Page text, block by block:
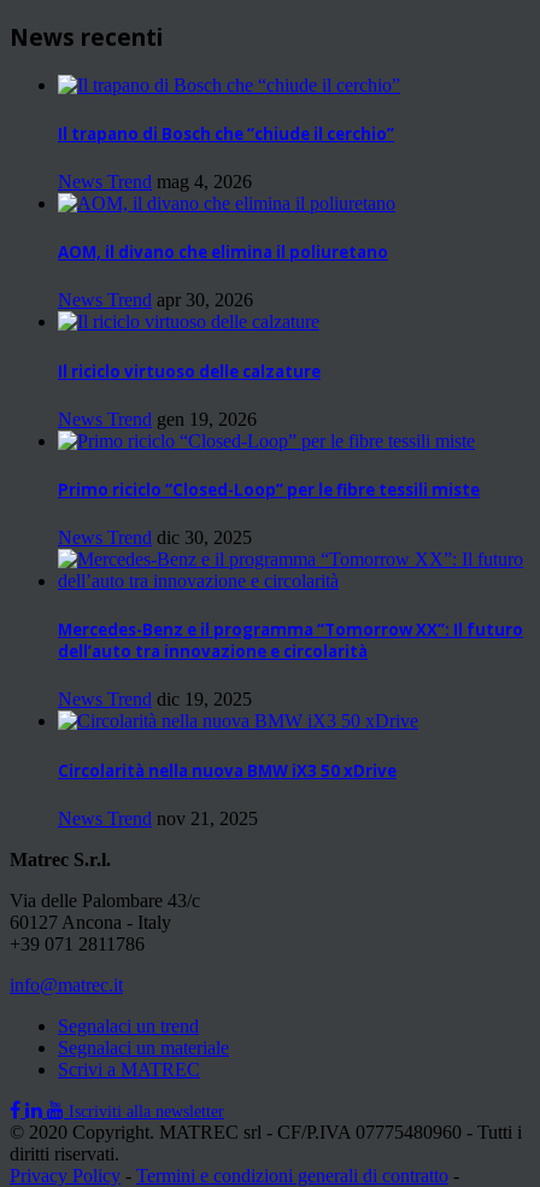
News recenti
Il trapano di Bosch che “chiude il cerchio”
News Trend mag 4, 2026
AOM, il divano che elimina il poliuretano
News Trend apr 30, 2026
Il riciclo virtuoso delle calzature
News Trend gen 19, 2026
Primo riciclo “Closed-Loop” per le fibre tessili miste
News Trend dic 30, 2025
Mercedes-Benz e il programma “Tomorrow XX”: Il futuro
dell’auto tra innovazione e circolarità
News Trend dic 19, 2025
Circolarità nella nuova BMW iX3 50 xDrive
News Trend nov 21, 2025
Matrec S.r.l.
Via delle Palombare 43/c
60127 Ancona - Italy
+39 071 2811786
info@matrec.it
Segnalaci un trend
Segnalaci un materiale
Scrivi a MATREC
Iscriviti alla newsletter
© 2020 Copyright. MATREC srl - CF/P.IVA 07775480960 - Tutti i
diritti riservati.
Privacy Policy - Termini e condizioni generali di contratto -